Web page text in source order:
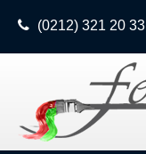
(0212) 321 20 33